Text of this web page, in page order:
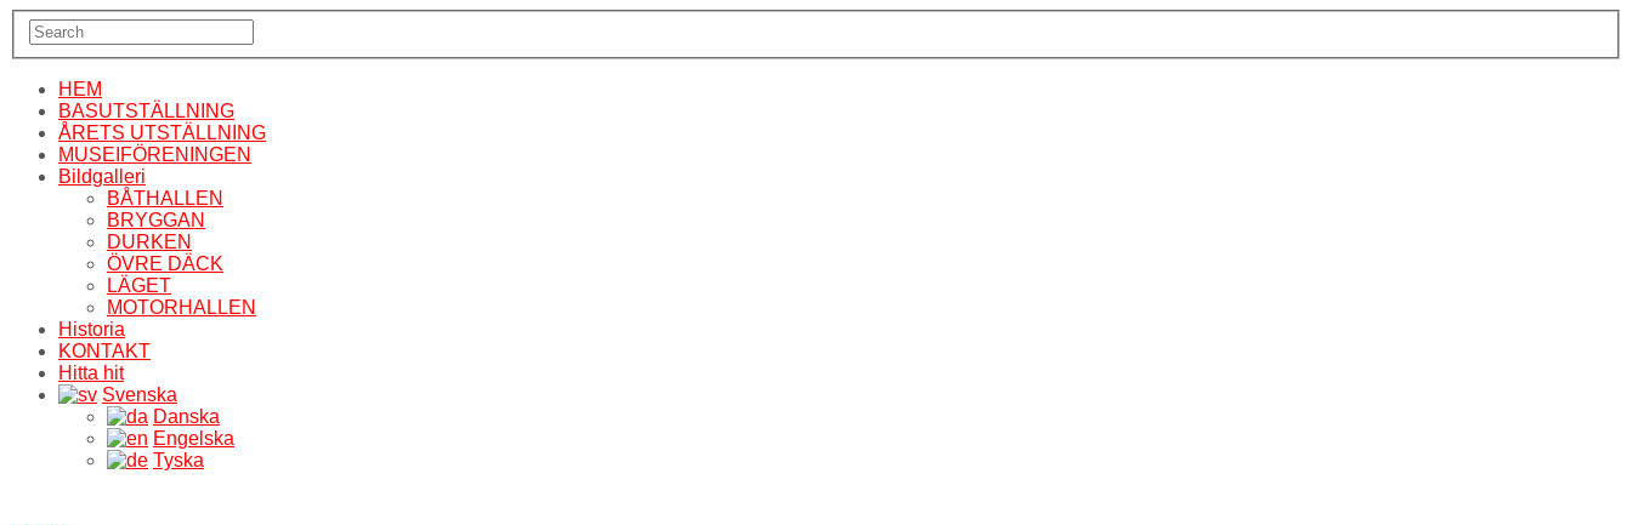
HEM
BASUTSTÄLLNING
ÅRETS UTSTÄLLNING
MUSEIFÖRENINGEN
Bildgalleri
BÅTHALLEN
BRYGGAN
DURKEN
ÖVRE DÄCK
LÄGET
MOTORHALLEN
Historia
KONTAKT
Hitta hit
Svenska
Danska
Engelska
Tyska